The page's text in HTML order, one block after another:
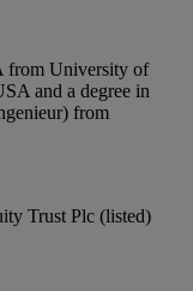
from University of
and a degree in
from
Trust Plc (listed)